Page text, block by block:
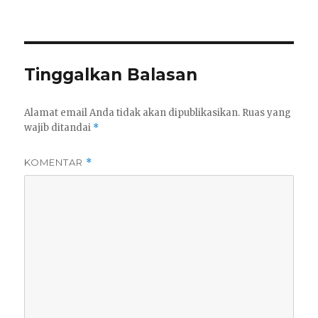
Tinggalkan Balasan
Alamat email Anda tidak akan dipublikasikan. Ruas yang
wajib ditandai *
KOMENTAR *